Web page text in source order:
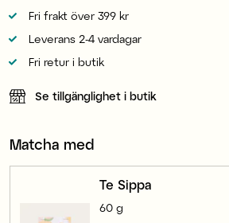
Fri frakt över 399 kr
Leverans 2-4 vardagar
Fri retur i butik
Se tillgänglighet i butik
Matcha med
Te Sippa
60 g